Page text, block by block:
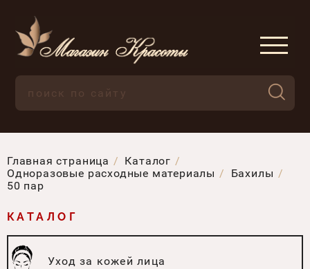
Главная страница
Каталог
Одноразовые расходные материалы
Бахилы
50 пар
КАТАЛОГ
Уход за кожей лица